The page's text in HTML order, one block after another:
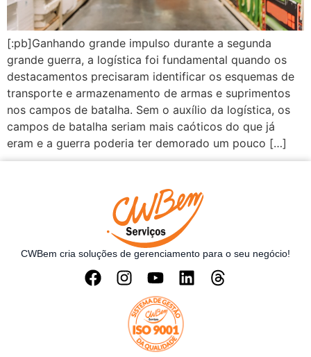
[:pb]Ganhando grande impulso durante a segunda
grande guerra, a logística foi fundamental quando os
destacamentos precisaram identificar os esquemas de
transporte e armazenamento de armas e suprimentos
nos campos de batalha. Sem o auxílio da logística, os
campos de batalha seriam mais caóticos do que já
eram e a guerra poderia ter demorado um pouco […]
CWBem cria soluções de gerenciamento para o seu negócio!